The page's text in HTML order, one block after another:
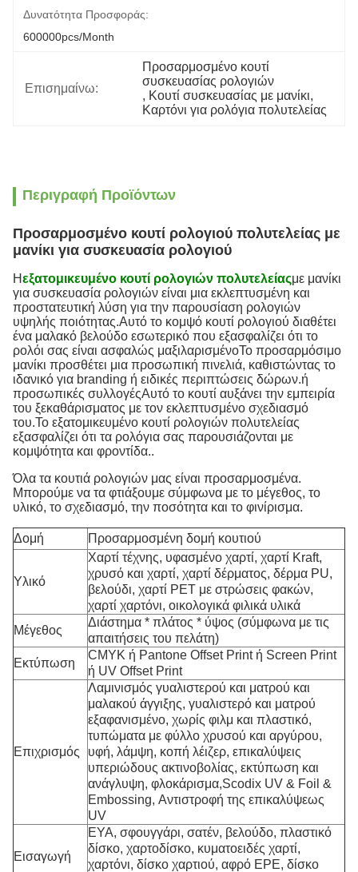
Δυνατότητα Προσφοράς:
600000pcs/month
Επισημαίνω:
Προσαρμοσμένο κουτί
συσκευασίας ρολογιών
, Κουτί συσκευασίας με μανίκι,
Καρτόνι για ρολόγια πολυτελείας
Περιγραφή Προϊόντων
Προσαρμοσμένο κουτί ρολογιού πολυτελείας με
μανίκι για συσκευασία ρολογιού
Ηεξατομικευμένο κουτί ρολογιών πολυτελείαςμε μανίκι
για συσκευασία ρολογιών είναι μια εκλεπτυσμένη και
προστατευτική λύση για την παρουσίαση ρολογιών
υψηλής ποιότητας.Αυτό το κομψό κουτί ρολογιού διαθέτει
ένα μαλακό βελούδο εσωτερικό που εξασφαλίζει ότι το
ρολόι σας είναι ασφαλώς μαξιλαρισμένοΤο προσαρμόσιμο
μανίκι προσθέτει μια προσωπική πινελιά, καθιστώντας το
ιδανικό για branding ή ειδικές περιπτώσεις δώρων.ή
προσωπικές συλλογέςΑυτό το κουτί αυξάνει την εμπειρία
του ξεκαθάρισματος με τον εκλεπτυσμένο σχεδιασμό
του.Το εξατομικευμένο κουτί ρολογιών πολυτελείας
εξασφαλίζει ότι τα ρολόγια σας παρουσιάζονται με
κομψότητα και φροντίδα..
Όλα τα κουτιά ρολογιών μας είναι προσαρμοσμένα.
Μπορούμε να τα φτιάξουμε σύμφωνα με το μέγεθος, το
υλικό, το σχεδιασμό, την ποσότητα και το φινίρισμα.
Δομή Προσαρμοσμένη δομή κουτιού
Υλικό
Χαρτί τέχνης, υφασμένο χαρτί, χαρτί Kraft,
χρυσό και χαρτί, χαρτί δέρματος, δέρμα PU,
βελούδι, χαρτί PET με στρώσεις φακών,
χαρτί χαρτόνι, οικολογικά φιλικά υλικά
Μέγεθος
Διάστημα * πλάτος * ύψος (σύμφωνα με τις
απαιτήσεις του πελάτη)
Εκτύπωση
CMYK ή Pantone Offset Print ή Screen Print
ή UV Offset Print
Επιχρισμός
Λαμινισμός γυαλιστερού και ματρού και
μαλακού άγγιξης, γυαλιστερό και ματρού
εξαφανισμένο, χωρίς φιλμ και πλαστικό,
τυπώματα με φύλλο χρυσού και αργύρου,
υφή, λάμψη, κοπή λέιζερ, επικαλύψεις
υπεριώδους ακτινοβολίας, εκτύπωση και
ανάγλυψη, φλοκάρισμα,Scodix UV & Foil &
Embossing, Αντιστροφή της επικαλύψεως
UV
Εισαγωγή
ΕΥΑ, σφουγγάρι, σατέν, βελούδο, πλαστικό
δίσκο, χαρτοδίσκο, κυματοειδές χαρτί,
χαρτόνι, δίσκο χαρτιού, αφρό EPE, δίσκο